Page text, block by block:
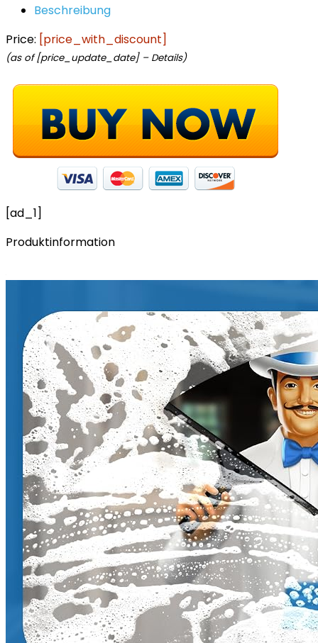
Beschreibung
Price: [price_with_discount]
(as of [price_update_date] – Details)
[ad_1]
Produktinformation